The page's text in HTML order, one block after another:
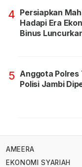
4 Persiapkan
Hadapi Era
Binus
5 Anggota Polres
Polisi Jambi
AMEERA
EKONOMI SYARIAH